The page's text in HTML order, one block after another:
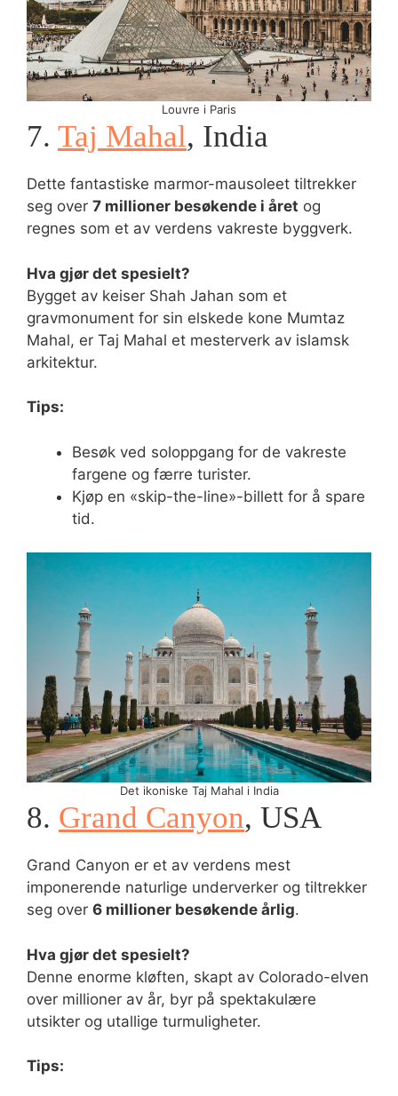
Louvre i Paris
7. Taj Mahal, India
Dette fantastiske marmor-mausoleet tiltrekker
seg over 7 millioner besøkende i året og
regnes som et av verdens vakreste byggverk.
Hva gjør det spesielt?
Bygget av keiser Shah Jahan som et
gravmonument for sin elskede kone Mumtaz
Mahal, er Taj Mahal et mesterverk av islamsk
arkitektur.
Tips:
Besøk ved soloppgang for de vakreste
fargene og færre turister.
Kjøp en «skip-the-line»-billett for å spare
tid.
Det ikoniske Taj Mahal i India
8. Grand Canyon, USA
Grand Canyon er et av verdens mest
imponerende naturlige underverker og tiltrekker
seg over 6 millioner besøkende årlig.
Hva gjør det spesielt?
Denne enorme kløften, skapt av Colorado-elven
over millioner av år, byr på spektakulære
utsikter og utallige turmuligheter.
Tips: